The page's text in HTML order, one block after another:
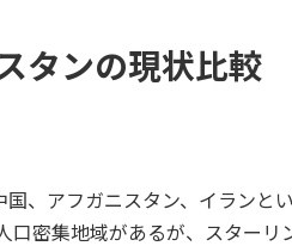
ンの現状比較
、アフガニスタン、イラン
密集地域があるが、スター